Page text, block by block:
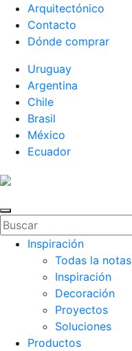
Arquitectónico
Contacto
Dónde comprar
Uruguay
Argentina
Chile
Brasil
México
Ecuador
Inspiración
Todas la notas
Inspiración
Decoración
Proyectos
Soluciones
Productos